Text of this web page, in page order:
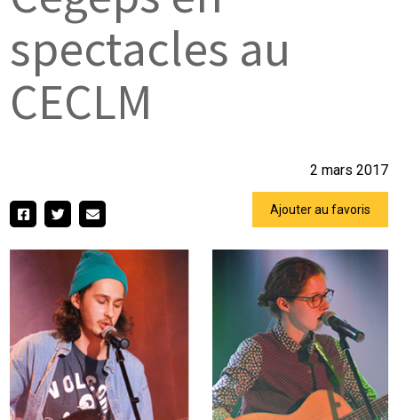
spectacles au
CECLM
2 mars 2017
Ajouter au favoris